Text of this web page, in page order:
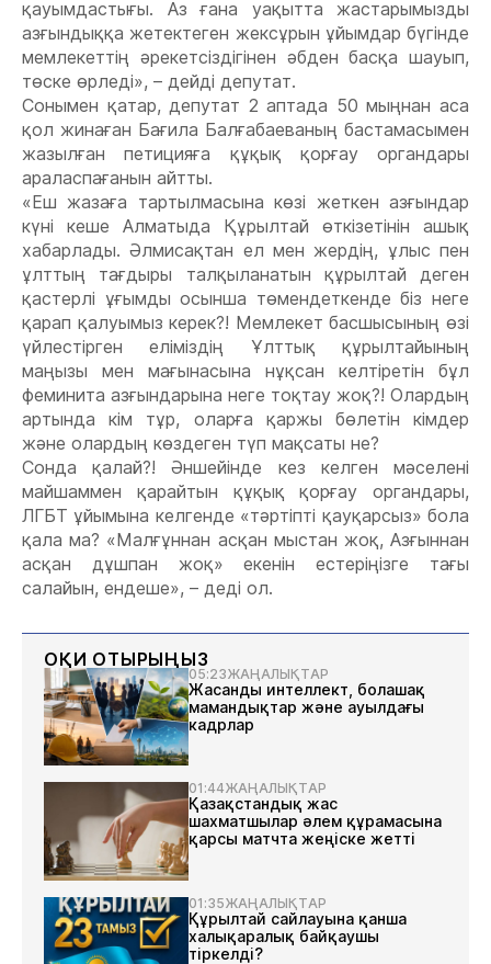
қауымдастығы. Аз ғана уақытта жастарымызды
азғындыққа жетектеген жексұрын ұйымдар бүгінде
мемлекеттің әрекетсіздігінен әбден басқа шауып,
төске өрледі», – дейді депутат.
Сонымен қатар, депутат 2 аптада 50 мыңнан аса
қол жинаған Бағила Балғабаеваның бастамасымен
жазылған петицияға құқық қорғау органдары
араласпағанын айтты.
«Еш жазаға тартылмасына көзі жеткен азғындар
күні кеше Алматыда Құрылтай өткізетінін ашық
хабарлады. Әлмисақтан ел мен жердің, ұлыс пен
ұлттың тағдыры талқыланатын құрылтай деген
қастерлі ұғымды осынша төмендеткенде біз неге
қарап қалуымыз керек?! Мемлекет басшысының өзі
үйлестірген еліміздің Ұлттық құрылтайының
маңызы мен мағынасына нұқсан келтіретін бұл
феминита азғындарына неге тоқтау жоқ?! Олардың
артында кім тұр, оларға қаржы бөлетін кімдер
және олардың көздеген түп мақсаты не?
Сонда қалай?! Әншейінде кез келген мәселені
майшаммен қарайтын құқық қорғау органдары,
ЛГБТ ұйымына келгенде «тәртіпті қауқарсыз» бола
қала ма? «Малғұннан асқан мыстан жоқ, Азғыннан
асқан дұшпан жоқ» екенін естеріңізге тағы
салайын, ендеше», – деді ол.
ОҚИ ОТЫРЫҢЫЗ
05:23ЖАҢАЛЫҚТАР
Жасанды интеллект, болашақ
мамандықтар және ауылдағы
кадрлар
01:44ЖАҢАЛЫҚТАР
Қазақстандық жас
шахматшылар әлем құрамасына
қарсы матчта жеңіске жетті
01:35ЖАҢАЛЫҚТАР
Құрылтай сайлауына қанша
халықаралық байқаушы
тіркелді?